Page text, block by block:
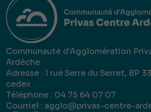
Communauté d'Agglomération
Ardèche
Adresse : 1 rue Serre du Serret, BP
cedex
Téléphone : 04 75 64 07 07
Courriel : agglo@privas-centre-